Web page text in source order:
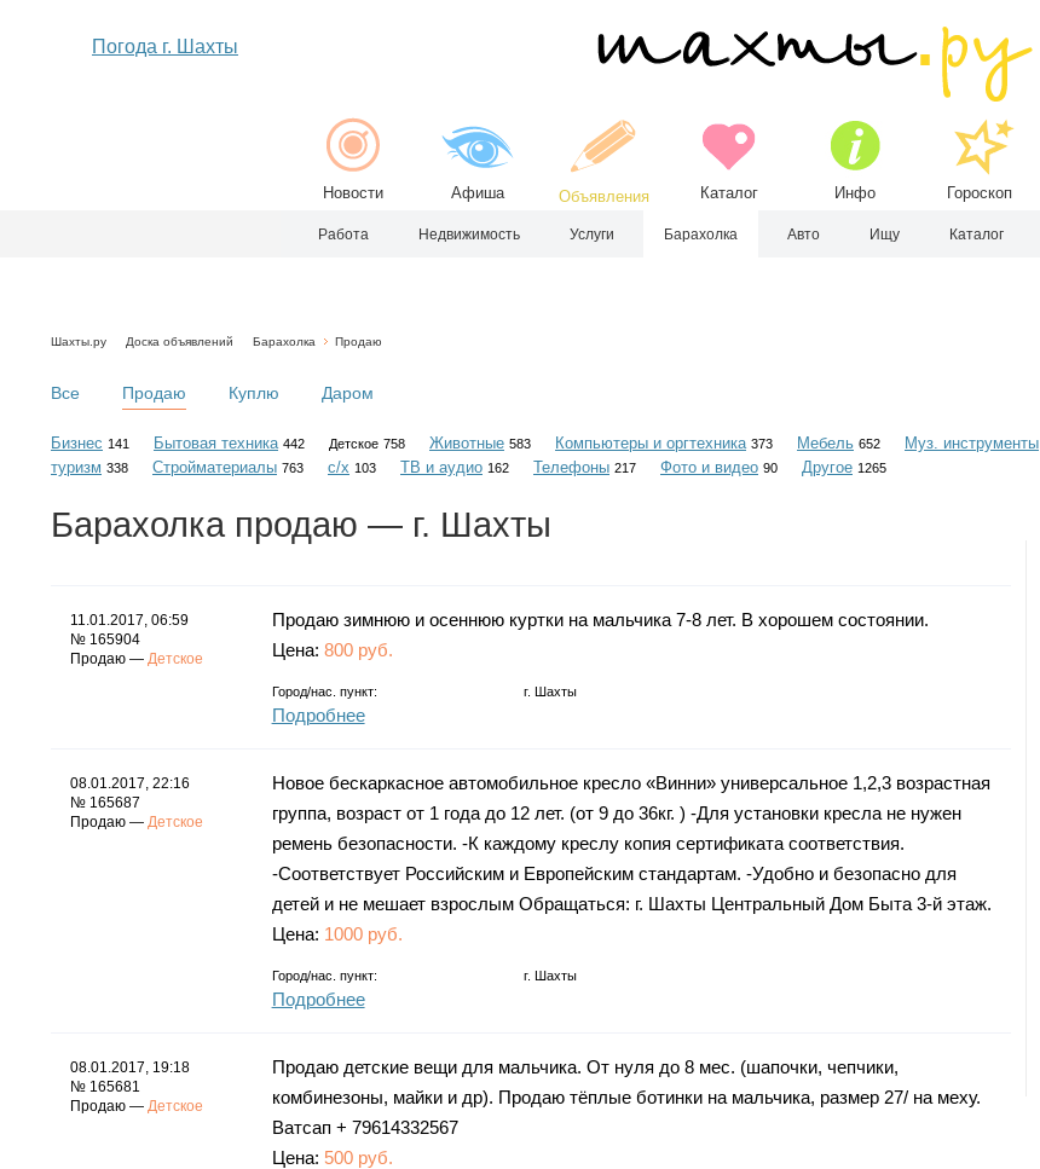
Погода г. Шахты
Новости Афиша Объявления Каталог Инфо Гороскоп
Работа Недвижимость Услуги Барахолка Авто Ищу Каталог
Шахты.ру Доска объявлений Барахолка Продаю
Все Продаю Куплю Даром
Бизнес 141 Бытовая техника 442 Детское 758 Животные 583 Компьютеры и оргтехника 373 Мебель 652 Муз. инструменты
туризм 338 Стройматериалы 763 с/х 103 ТВ и аудио 162 Телефоны 217 Фото и видео 90 Другое 1265
Барахолка продаю — г. Шахты
11.01.2017, 06:59
№ 165904
Продаю — Детское
Продаю зимнюю и осеннюю куртки на мальчика 7-8 лет. В хорошем состоянии.
Цена: 800 руб.
Город/нас. пункт: г. Шахты
Подробнее
08.01.2017, 22:16
№ 165687
Продаю — Детское
Новое бескаркасное автомобильное кресло «Винни» универсальное 1,2,3 возрастная
группа, возраст от 1 года до 12 лет. (от 9 до 36кг. ) -Для установки кресла не нужен
ремень безопасности. -К каждому креслу копия сертификата соответствия.
-Соответствует Российским и Европейским стандартам. -Удобно и безопасно для
детей и не мешает взрослым Обращаться: г. Шахты Центральный Дом Быта 3-й этаж.
Цена: 1000 руб.
Город/нас. пункт: г. Шахты
Подробнее
08.01.2017, 19:18
№ 165681
Продаю — Детское
Продаю детские вещи для мальчика. От нуля до 8 мес. (шапочки, чепчики,
комбинезоны, майки и др). Продаю тёплые ботинки на мальчика, размер 27/ на меху.
Ватсап + 79614332567
Цена: 500 руб.